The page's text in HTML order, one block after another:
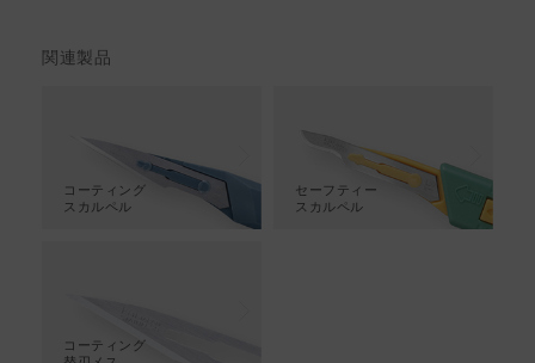
関連製品
コーティング
スカルペル
セーフティー
スカルペル
コーティング